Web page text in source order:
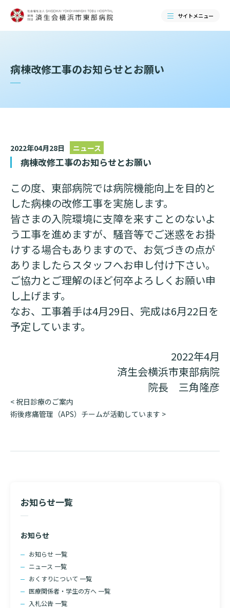
サイトメニュー
当院のご紹介
当院のご紹介トップ
基本情報
院長あいさつ
幹部紹介
理念・方針・患者さんの権利
厚生労働大臣が定める掲示事項
施設認定
特長
東部病院の特長
一歩先の医療の提供
広報誌「とーぶたいむ」
ご来院される方へ
ご来院される方へトップ
外来について
初診の方へ
再診の方へ
入院・面会について
ご来院にあたって
交通アクセス
院内のルールについて
フロアマップ
院内施設のご案内
診療科・センター・部門
医療機関・医療者の方へ
医療機関・医療者の方へトップ
医療連携センターのご案内
訪問看護指示書について
人材開発センター
スキルトレーニングセンター
スキルトレーニングセンター 利用方法
お知らせ
採用情報
クラウドファンディング
予約変更・確認
病棟改修工事のお知らせとお願い
2022年04月28日 ニュース
病棟改修工事のお知らせとお願い
この度、東部病院では病院機能向上を目的と
した病棟の改修工事を実施します。
皆さまの入院環境に支障を来すことのないよ
う工事を進めますが、騒音等でご迷惑をお掛
けする場合もありますので、お気づきの点が
ありましたらスタッフへお申し付け下さい。
ご協力とご理解のほど何卒よろしくお願い申
し上げます。
なお、工事着手は4月29日、完成は6月22日を
予定しています。
2022年4月
済生会横浜市東部病院
院長 三角隆彦
投
稿
ゲ
<祝日診療のご案内
術後疼痛管理（APS）チームが活動しています >
お知らせ一覧
お知らせ
お知らせ 一覧
ニュース 一覧
おくすりについて 一覧
医療関係者・学生の方へ 一覧
入札公告 一覧